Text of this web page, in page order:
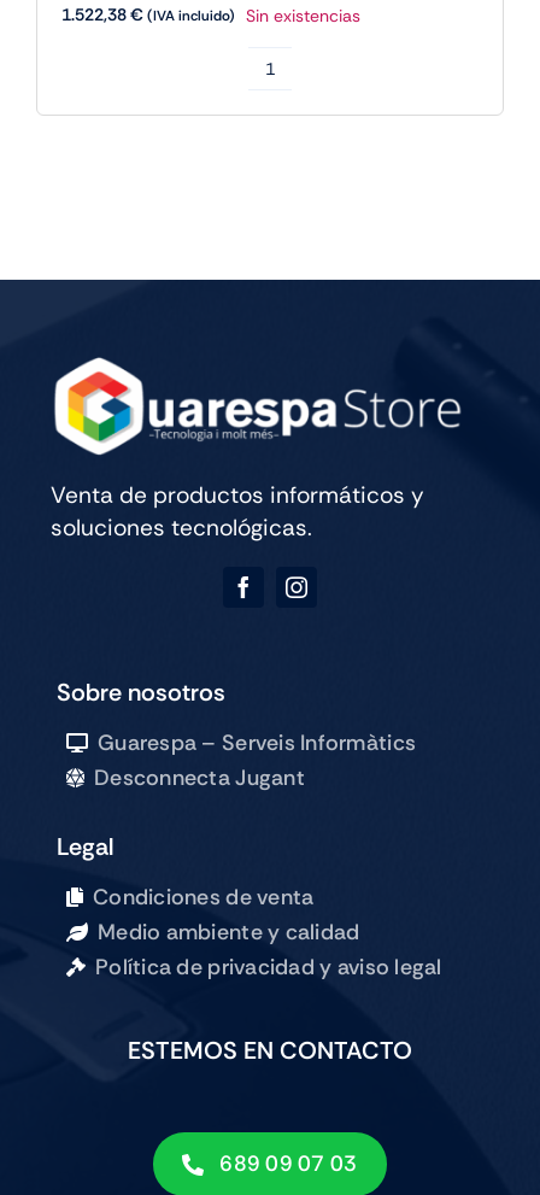
1.522,38€(IVA incluido) Sin existencias
IPAD
CELL
Venta de productos informáticos y
soluciones tecnológicas.
Sobre nosotros
Guarespa – Serveis Informàtics
Desconnecta Jugant
Legal
Condiciones de venta
Medio ambiente y calidad
Política de privacidad y aviso legal
ESTEMOS EN CONTACTO
689 09 07 03